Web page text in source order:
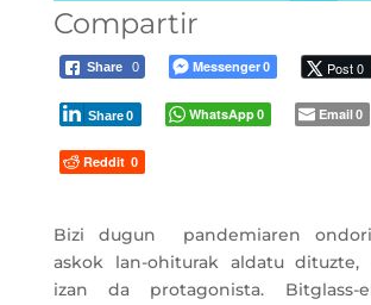
Compartir
Share 0 Messenger0 Post 0
Share0 WhatsApp0 Email0
Reddit 0
Bizi dugun pandemiaren
askok lan-ohiturak aldatu dituzte,
izan da protagonista. Bitglass-